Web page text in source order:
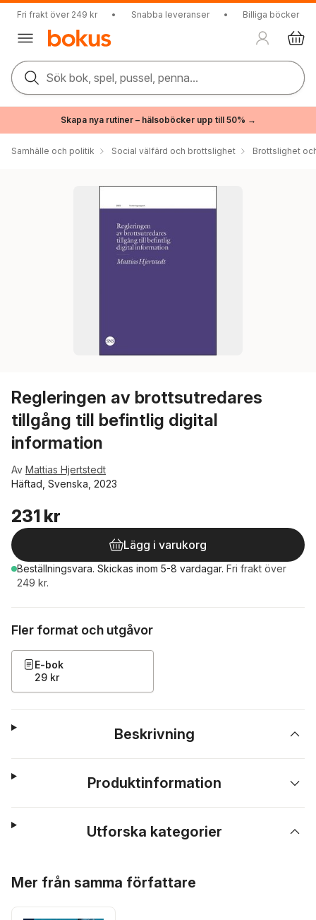
Fri frakt över 249 kr • Snabba leveranser • Billiga böcker
Sök bok, spel, pussel, penna...
Skapa nya rutiner – hälsoböcker upp till 50% →
Samhälle och politik Social välfärd och brottslighet Brottslighet
Regleringen av brottsutredares
tillgång till befintlig digital
information
Av Mattias Hjertstedt
Häftad, Svenska, 2023
231 kr
Lägg i varukorg
Beställningsvara. Skickas inom 5-8 vardagar. Fri frakt över
249 kr.
Fler format och utgåvor
E-bok
29 kr
Beskrivning
Produktinformation
Utforska kategorier
Mer från samma författare